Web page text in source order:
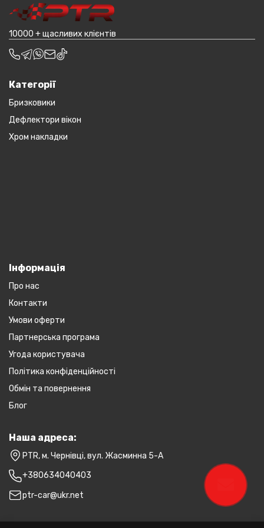
10000 + щасливих клієнтів
Категорії
Бризковики
Дефлектори вікон
Хром накладки
Інформація
Про нас
Контакти
Умови оферти
Партнерська програма
Угода користувача
Політика конфіденційності
Обмін та повернення
Блог
Наша адреса:
PTR, м. Чернівці, вул. Жасминна 5-А
+380634040403
ptr-car@ukr.net